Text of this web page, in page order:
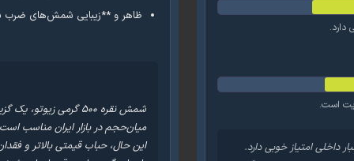
داخلی امتیاز خوبی دارد.
ظاهر و **زیبایی شمش‌های ضرب
شمش نقره ۵۰۰ گرمی
میان‌حجم در بازار ایران مناسب